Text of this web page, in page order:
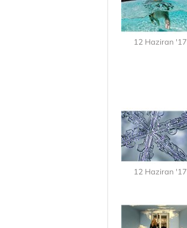
12 Haziran '17
12 Haziran '17